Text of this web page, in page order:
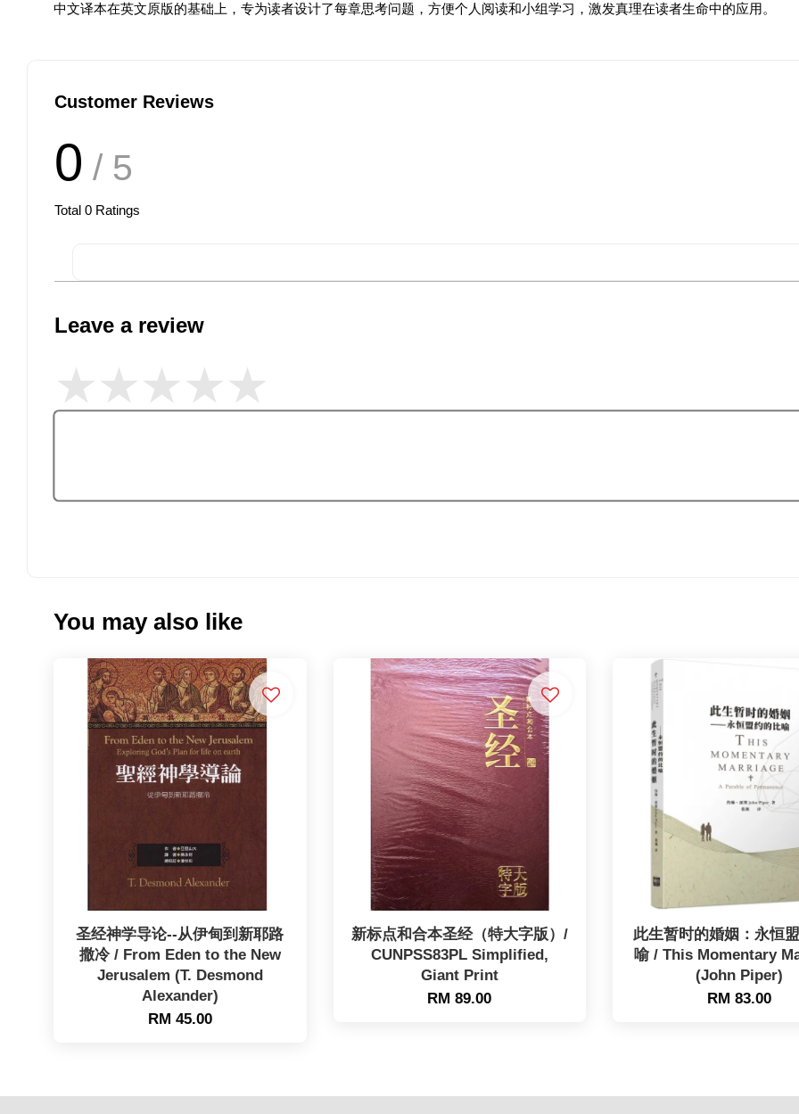
中文译本在英文原版的基础上，专为读者设计了每章思考问题，方便个人阅读和小组学习，激发真理在读者生命中的应用。
Customer Reviews
0 / 5
Total 0 Ratings
Leave a review
You may also like
圣经神学导论--从伊甸到新耶路
撒冷 / From Eden to the New
Jerusalem (T. Desmond
Alexander)
RM 45.00
新标点和合本圣经（特大字版）/
CUNPSS83PL Simplified,
Giant Print
RM 89.00
此生暂时的婚姻：永恒
喻 / This Momentary
(John Piper)
RM 83.00